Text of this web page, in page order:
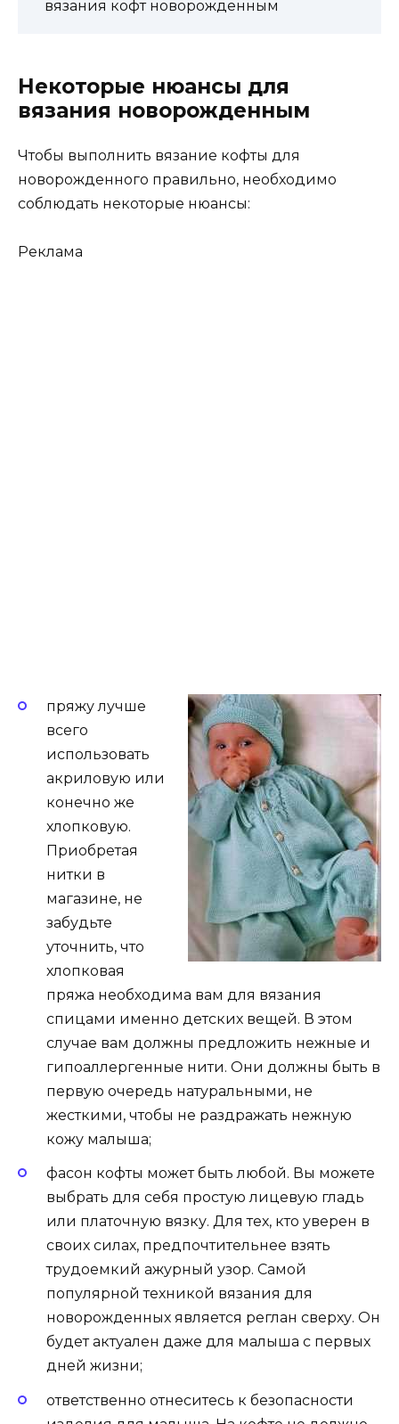
вязания кофт новорожденным
Некоторые нюансы для
вязания новорожденным
Чтобы выполнить вязание кофты для
новорожденного правильно, необходимо
соблюдать некоторые нюансы:
Реклама
пряжу лучше
всего
использовать
акриловую или
конечно же
хлопковую.
Приобретая
нитки в
магазине, не
забудьте
уточнить, что
хлопковая
пряжа необходима вам для вязания
спицами именно детских вещей. В этом
случае вам должны предложить нежные и
гипоаллергенные нити. Они должны быть в
первую очередь натуральными, не
жесткими, чтобы не раздражать нежную
кожу малыша;
фасон кофты может быть любой. Вы можете
выбрать для себя простую лицевую гладь
или платочную вязку. Для тех, кто уверен в
своих силах, предпочтительнее взять
трудоемкий ажурный узор. Самой
популярной техникой вязания для
новорожденных является реглан сверху. Он
будет актуален даже для малыша с первых
дней жизни;
ответственно отнеситесь к безопасности